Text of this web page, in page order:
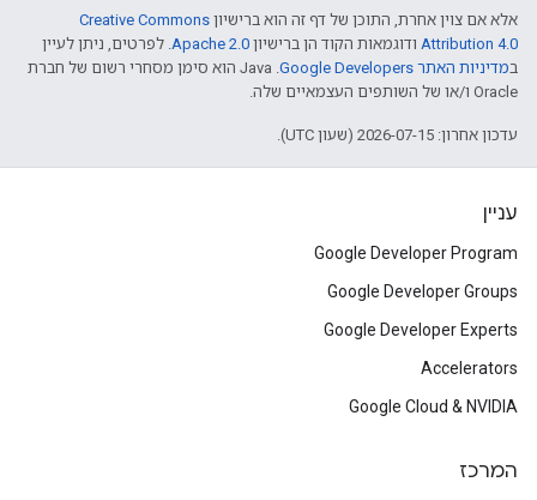
אלא אם צוין אחרת, התוכן של דף זה הוא ברישיון Creative Commons
Attribution 4.0 ודוגמאות הקוד הן ברישיון Apache 2.0. לפרטים, ניתן לעיין
במדיניות האתר Google Developers‏
.‏ Java הוא סימן מסחרי רשום של חברת
Oracle ו/או של השותפים העצמאיים שלה.
עדכון אחרון: 2026-07-15 (שעון UTC).
עניין
Google Developer Program
Google Developer Groups
Google Developer Experts
Accelerators
Google Cloud & NVIDIA
המרכז